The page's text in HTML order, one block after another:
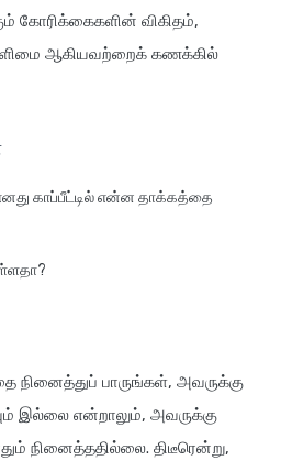
கோரிக்கைகளின் விகிதம்,
ஆகியவற்றைக் கணக்கில்
காப்பீட்டில் என்ன தாக்கத்தை
நினைத்துப் பாருங்கள், அவருக்கு
இல்லை என்றாலும், அவருக்கு
நினைத்ததில்லை. திடீரென்று,